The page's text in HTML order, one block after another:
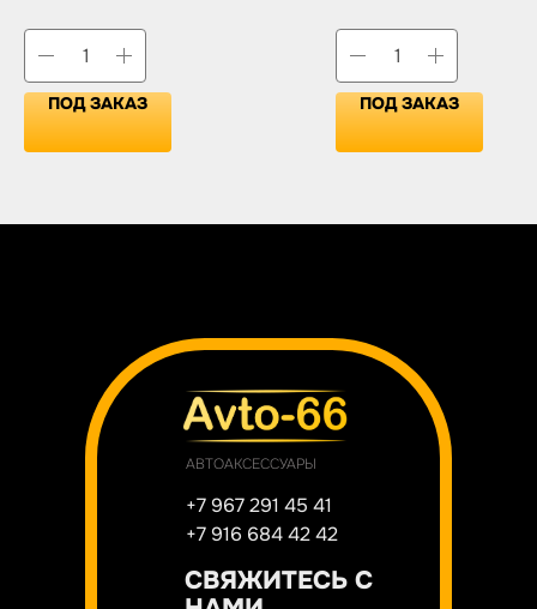
ПОД ЗАКАЗ
AMBER
ПОД ЗАКАЗ
СВЯЖИТЕСЬ С
АВТОАКСЕССУАРЫ
+7 967 291 45 41
+7 916 684 42 42